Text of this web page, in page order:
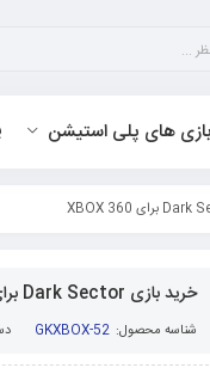
بازی های پلی استیشن
خرید بازی Dark Sector برای XBOX 360
شناسه محصول: GKXBOX-52